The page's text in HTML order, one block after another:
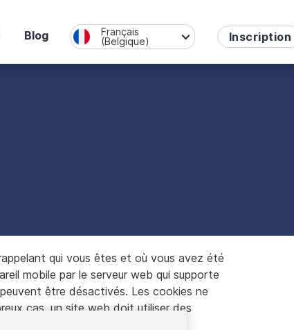
Blog
Français
(Belgique)
Inscription
qui vous êtes et où vous avez été
mobile par le serveur web qui supporte
être désactivés. Les cookies ne
cas, un site web doit utiliser des